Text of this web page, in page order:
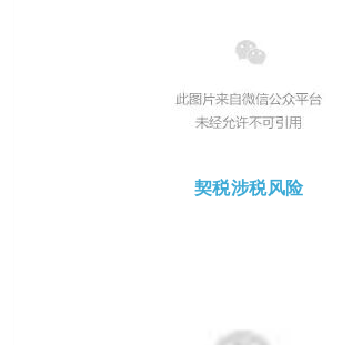
契税涉税风险